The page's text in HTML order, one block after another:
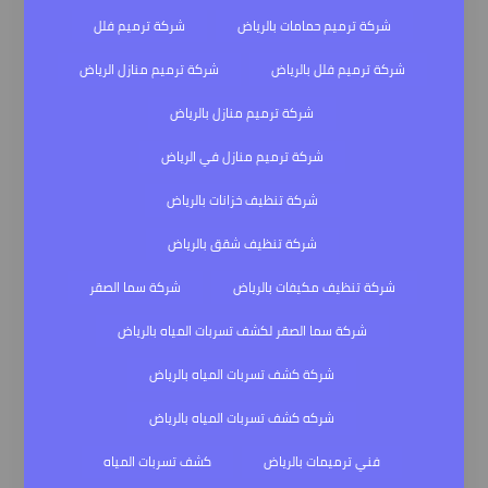
شركة ترميم حمامات بالرياض
شركة ترميم فلل
شركة ترميم فلل بالرياض
شركة ترميم منازل الرياض
شركة ترميم منازل بالرياض
شركة ترميم منازل في الرياض
شركة تنظيف خزانات بالرياض
شركة تنظيف شقق بالرياض
شركة تنظيف مكيفات بالرياض
شركة سما الصقر
شركة سما الصقر لكشف تسربات المياه بالرياض
شركة كشف تسربات المياه بالرياض
شركه كشف تسربات المياه بالرياض
فني ترميمات بالرياض
كشف تسربات المياه